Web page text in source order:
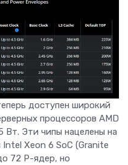
доступен широкий
процессоров AMD
Вт. Эти чипы нацелены на
Xeon 6 SoC (Granite
72 P-ядер, но